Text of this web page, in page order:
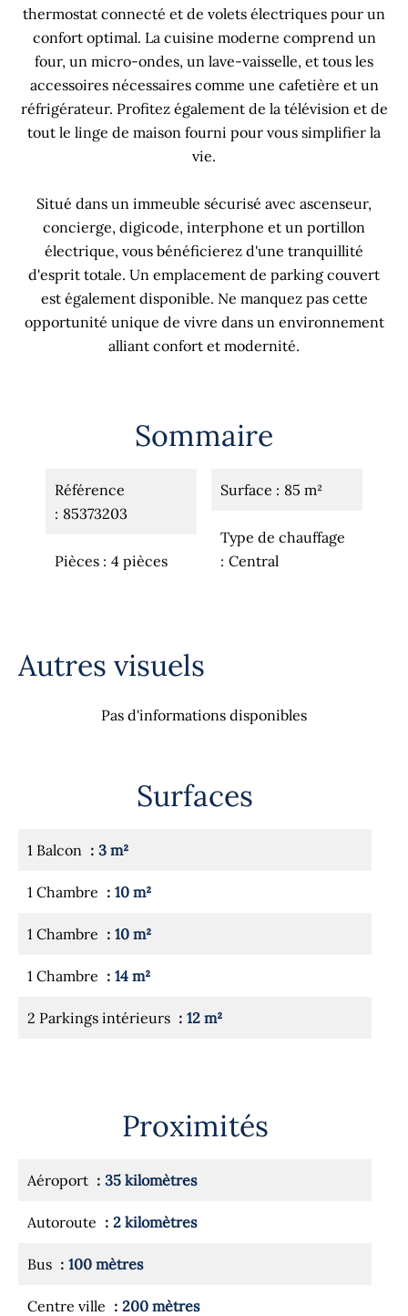
thermostat connecté et de volets électriques pour un
confort optimal. La cuisine moderne comprend un
four, un micro-ondes, un lave-vaisselle, et tous les
accessoires nécessaires comme une cafetière et un
réfrigérateur. Profitez également de la télévision et de
tout le linge de maison fourni pour vous simplifier la
vie.
Situé dans un immeuble sécurisé avec ascenseur,
concierge, digicode, interphone et un portillon
électrique, vous bénéficierez d'une tranquillité
d'esprit totale. Un emplacement de parking couvert
est également disponible. Ne manquez pas cette
opportunité unique de vivre dans un environnement
alliant confort et modernité.
Sommaire
Référence
85373203
Pièces 4 pièces
Surface 85 m²
Type de chauffage
Central
Autres visuels
Pas d'informations disponibles
Surfaces
1 Balcon 3 m²
1 Chambre 10 m²
1 Chambre 10 m²
1 Chambre 14 m²
2 Parkings intérieurs 12 m²
Proximités
Aéroport 35 kilomètres
Autoroute 2 kilomètres
Bus 100 mètres
Centre ville 200 mètres